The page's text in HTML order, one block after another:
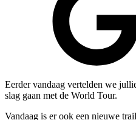
Eerder vandaag vertelden we
slag gaan met de World Tour.
Vandaag is er ook een nieuwe